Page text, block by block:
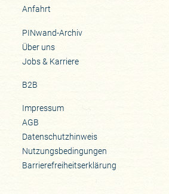
Anfahrt
PINwand-Archiv
Über uns
Jobs & Karriere
B2B
Impressum
AGB
Datenschutzhinweis
Nutzungsbedingungen
Barrierefreiheitserklärung